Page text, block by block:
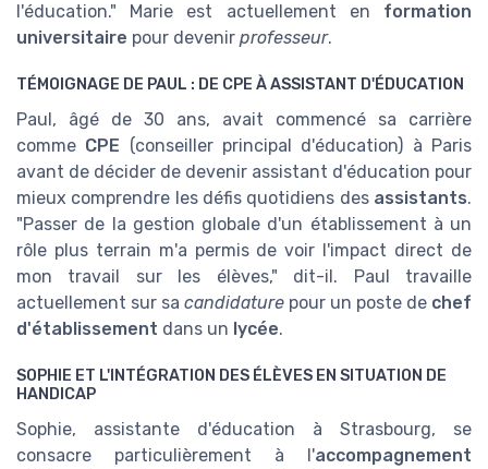
l'éducation." Marie est actuellement en formation
universitaire pour devenir professeur.
TÉMOIGNAGE DE PAUL : DE CPE À ASSISTANT D'ÉDUCATION
Paul, âgé de 30 ans, avait commencé sa carrière
comme CPE (conseiller principal d'éducation) à Paris
avant de décider de devenir assistant d'éducation pour
mieux comprendre les défis quotidiens des assistants.
"Passer de la gestion globale d'un établissement à un
rôle plus terrain m'a permis de voir l'impact direct de
mon travail sur les élèves," dit-il. Paul travaille
actuellement sur sa candidature pour un poste de chef
d'établissement dans un lycée.
SOPHIE ET L'INTÉGRATION DES ÉLÈVES EN SITUATION DE
HANDICAP
Sophie, assistante d'éducation à Strasbourg, se
consacre particulièrement à l'accompagnement